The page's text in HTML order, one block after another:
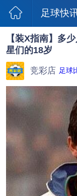
足球快
【装X指南】多
星们的18岁
竞彩店 足球